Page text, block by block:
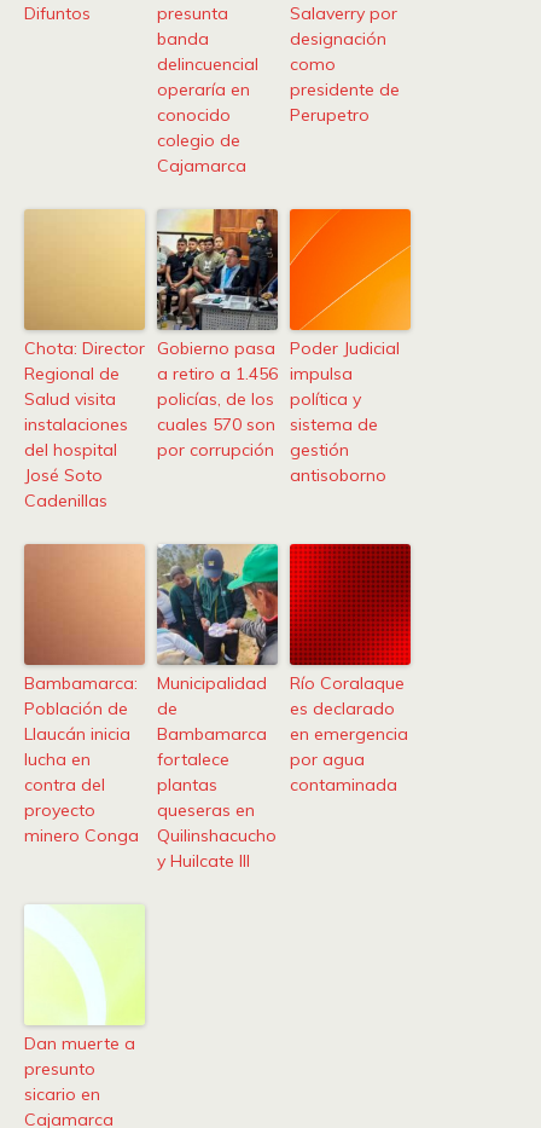
Difuntos
presunta
banda
delincuencial
operaría en
conocido
colegio de
Cajamarca
Salaverry por
designación
como
presidente de
Perupetro
Chota: Director
Regional de
Salud visita
instalaciones
del hospital
José Soto
Cadenillas
Gobierno pasa
a retiro a 1.456
policías, de los
cuales 570 son
por corrupción
Poder Judicial
impulsa
política y
sistema de
gestión
antisoborno
Bambamarca:
Población de
Llaucán inicia
lucha en
contra del
proyecto
minero Conga
Municipalidad
de
Bambamarca
fortalece
plantas
queseras en
Quilinshacucho
y Huilcate III
Río Coralaque
es declarado
en emergencia
por agua
contaminada
Dan muerte a
presunto
sicario en
Cajamarca